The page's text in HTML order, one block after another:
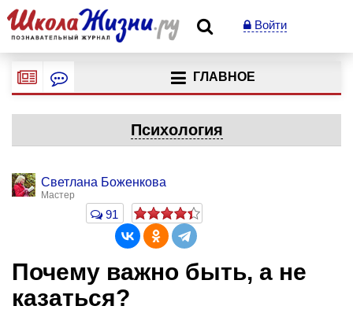
Войти
ГЛАВНОЕ
Психология
Светлана Боженкова
Мастер
91
Почему важно быть, а не
казаться?